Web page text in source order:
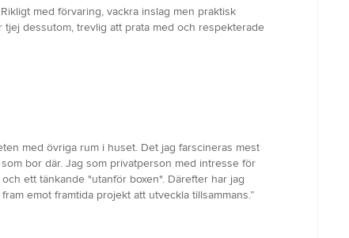
med förvaring, vackra inslag men praktisk
dessutom, trevlig att prata med och respekterade
med övriga rum i huset. Det jag farscineras mest
bor där. Jag som privatperson med intresse för
ett tänkande "utanför boxen". Därefter har jag
emot framtida projekt att utveckla tillsammans.”